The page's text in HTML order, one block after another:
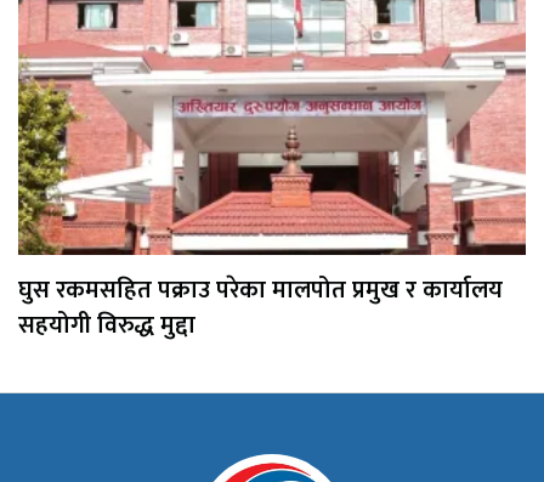
घुस रकमसहित पक्राउ परेका मालपोत प्रमुख र कार्यालय
सहयोगी विरुद्ध मुद्दा